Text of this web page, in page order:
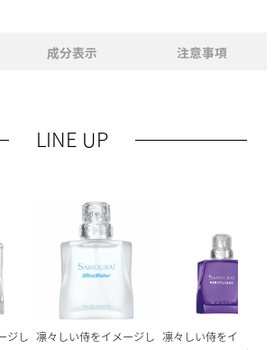
成分表示 注意事項
LINE UP
ジし
凛々しい侍をイメージし
凛々しい侍をイメージ